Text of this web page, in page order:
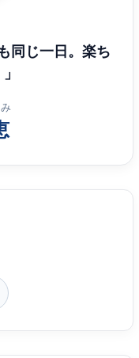
同じ一日。楽ち